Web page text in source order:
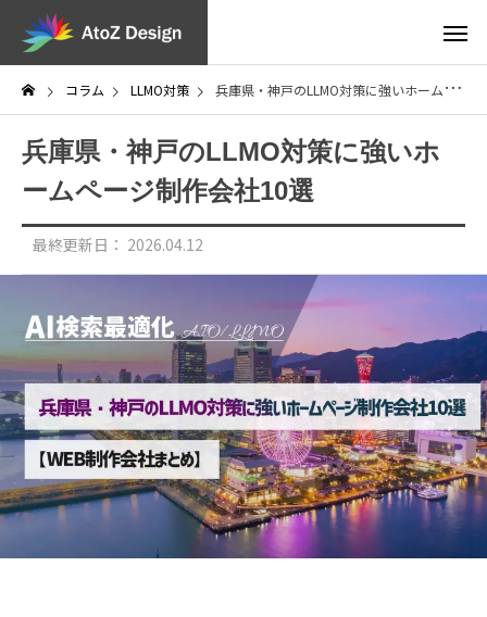
コラム LLMO対策 兵庫県・神戸のLLMO対策に強いホームページ制作会社10選
兵庫県・神戸のLLMO対策に強いホ
ームページ制作会社10選
最終更新日： 2026.04.12